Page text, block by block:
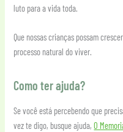
luto para a vida toda.
Que nossas crianças possam
processo natural do viver.
Como ter ajuda?
Se você está percebendo que
vez te digo, busque ajuda,O